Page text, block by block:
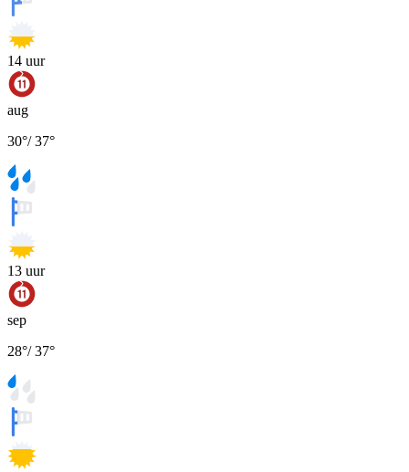
14 uur
aug
30°/37°
13 uur
sep
28°/37°